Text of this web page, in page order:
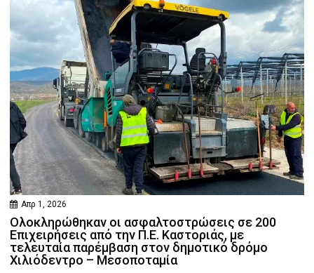
Απρ 1, 2026
Ολοκληρώθηκαν οι ασφαλτοστρώσεις σε 200
Επιχειρήσεις από την Π.Ε. Καστοριάς, με
τελευταία παρέμβαση στον δημοτικό δρόμο
Χιλιόδεντρο – Μεσοποταμία